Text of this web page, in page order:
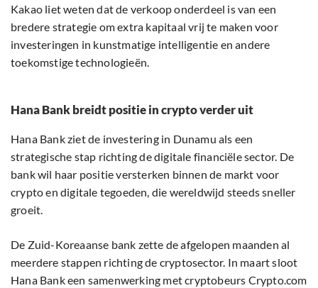
Kakao liet weten dat de verkoop onderdeel is van een
bredere strategie om extra kapitaal vrij te maken voor
investeringen in kunstmatige intelligentie en andere
toekomstige technologieën.
Hana Bank breidt positie in crypto verder uit
Hana Bank ziet de investering in Dunamu als een
strategische stap richting de digitale financiële sector. De
bank wil haar positie versterken binnen de markt voor
crypto en digitale tegoeden, die wereldwijd steeds sneller
groeit.
De Zuid-Koreaanse bank zette de afgelopen maanden al
meerdere stappen richting de cryptosector. In maart sloot
Hana Bank een samenwerking met cryptobeurs Crypto.com